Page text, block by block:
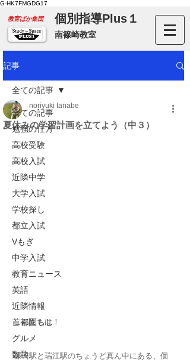
G-HK7FMGDG17
​教育ばか集団 個別指導Plus１
南篠崎教室
記事
全ての記事
勉強の仕方
高校受験
高校入試
近隣中学
大学入試
学校探し
都立入試
Vもぎ
中学入試
教育ニュース
英語
近隣情報
首都圏もし
グルメ
数学
全ての記事
夏休みの学習計画を立てよう（中３）
noriyuki tanabe
こんにちは！
篠崎駅と瑞江駅のちょうど真ん中にある、個